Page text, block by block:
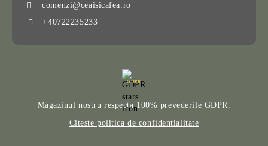
comenzi@ceaisicafea.ro
+40722235233
GDPR
Magazinul nostru respecta 100% prevederile GDPR.
Citeste politica de confidentialitate